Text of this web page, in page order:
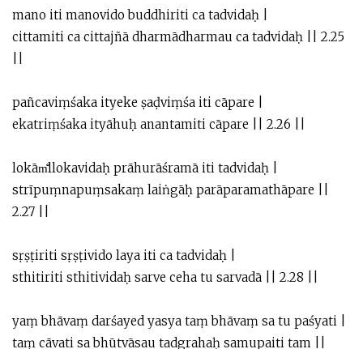
mano iti manovido buddhiriti ca tadvidaḥ |
cittamiti ca cittajñā dharmādharmau ca tadvidaḥ || 2.25
pañcaviṃśaka ityeke ṣaḍviṃśa iti cāpare |
ekatriṃśaka ityāhuḥ anantamiti cāpare || 2.26 ||
lokām̐llokavidaḥ prāhurāśramā iti tadvidaḥ |
strīpuṃnapuṃsakaṃ laiṅgāḥ parāparamathāpare ||
2.27 ||
sṛṣṭiriti sṛṣṭivido laya iti ca tadvidaḥ |
sthitiriti sthitividaḥ sarve ceha tu sarvadā || 2.28 ||
yaṃ bhāvaṃ darśayed yasya taṃ bhāvaṃ sa tu paśyati |
taṃ cāvati sa bhūtvāsau tadgrahaḥ samupaiti tam ||